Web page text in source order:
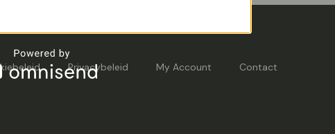
Privacybeleid My Account Contact